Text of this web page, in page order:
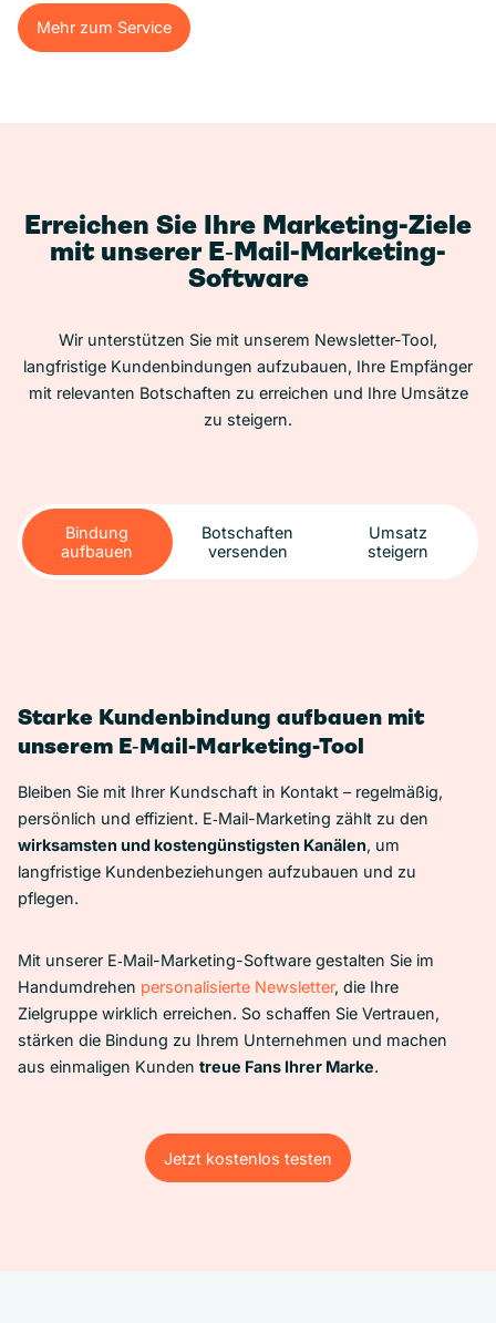
Mehr zum Service
Mehr zum Service
Erreichen Sie Ihre Marketing-Ziele
mit unserer E‑Mail-Marketing-
Software
Wir unterstützen Sie mit unserem Newsletter-Tool,
langfristige Kundenbindungen aufzubauen, Ihre Empfänger
mit relevanten Botschaften zu erreichen und Ihre Umsätze
zu steigern.
Bindung
aufbauen
Botschaften
versenden
Umsatz
steigern
Starke Kundenbindung aufbauen mit
unserem E‑Mail-Marketing-Tool
Bleiben Sie mit Ihrer Kundschaft in Kontakt – regelmäßig,
persönlich und effizient. E‑Mail-Marketing zählt zu den
wirksamsten und kostengünstigsten Kanälen, um
langfristige Kundenbeziehungen aufzubauen und zu
pflegen.
Mit unserer E‑Mail-Marketing-Software gestalten Sie im
Handumdrehen personalisierte Newsletter, die Ihre
Zielgruppe wirklich erreichen. So schaffen Sie Vertrauen,
stärken die Bindung zu Ihrem Unternehmen und machen
aus einmaligen Kunden treue Fans Ihrer Marke.
Jetzt kostenlos testen
Jetzt kostenlos testen